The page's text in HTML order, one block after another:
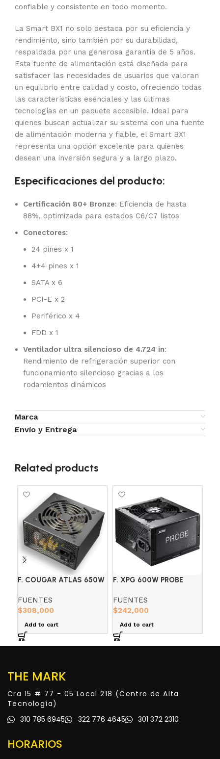
confiable y consistente en todo momento.
La Smart BX1 no solo destaca por su eficiencia y
rendimiento, sino también por su durabilidad,
respaldada por una generosa garantía de 5 años.
Esta fuente de alimentación está diseñada para
satisfacer las necesidades de usuarios que valoran
un equilibrio entre calidad y costo, ofreciendo todas
las características esenciales y las últimas
tecnologías en un paquete accesible. Ideal para
quienes buscan actualizar su sistema con una fuente
de alimentación moderna y fiable, el Smart BX1
representa una opción excelente para quienes
desean una inversión segura y a largo plazo.
Especificaciones del producto:
Certificación 80+ Bronze: Eficiencia de hasta
88%, optimizada para estados C6/C7 listos
Conectores:
24 pines x 1
4+4 pines x 1
SATA x 6
PCI-E x 2
Periférico x 4
FDD x 1
Ventilador ultra silencioso de 4.724 in:
Rendimiento de refrigeración superior con
funcionamiento silencioso gracias a los
rodamientos dinámicos
Marca
Envío y Entrega
Related products
F. COUGAR ATLAS 650W
FUENTES
$308,000
Add to cart
F. XPG 600W PROBE
FUENTES
$242,000
Add to cart
THE MARK
Cra 15 # 77 - 05 Local 218 (Centro de Alta
Tecnología)
310 785 6945
322 776 4645 301 372 2310
HORARIOS